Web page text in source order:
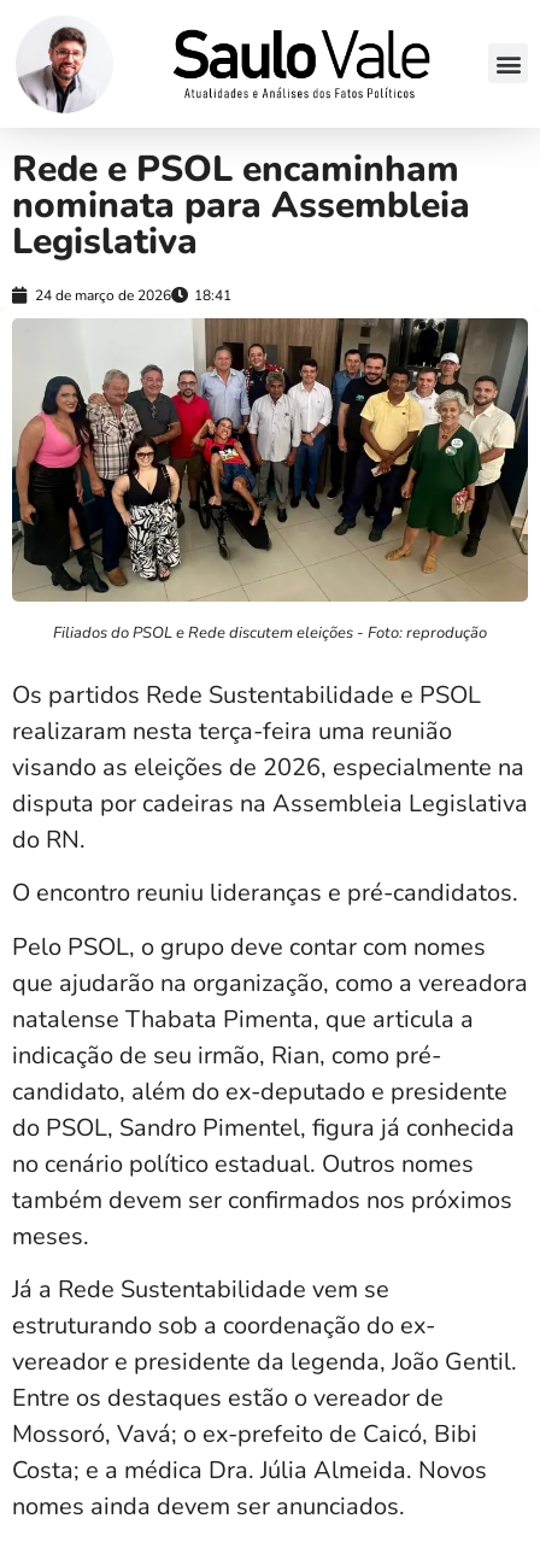
Rede e PSOL encaminham
nominata para Assembleia
Legislativa
24 de março de 2026 18:41
Filiados do PSOL e Rede discutem eleições - Foto: reprodução
Os partidos Rede Sustentabilidade e PSOL
realizaram nesta terça-feira uma reunião
visando as eleições de 2026, especialmente na
disputa por cadeiras na Assembleia Legislativa
do RN.
O encontro reuniu lideranças e pré-candidatos.
Pelo PSOL, o grupo deve contar com nomes
que ajudarão na organização, como a vereadora
natalense Thabata Pimenta, que articula a
indicação de seu irmão, Rian, como pré-
candidato, além do ex-deputado e presidente
do PSOL, Sandro Pimentel, figura já conhecida
no cenário político estadual. Outros nomes
também devem ser confirmados nos próximos
meses.
Já a Rede Sustentabilidade vem se
estruturando sob a coordenação do ex-
vereador e presidente da legenda, João Gentil.
Entre os destaques estão o vereador de
Mossoró, Vavá; o ex-prefeito de Caicó, Bibi
Costa; e a médica Dra. Júlia Almeida. Novos
nomes ainda devem ser anunciados.